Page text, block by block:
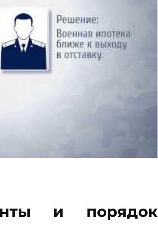
и порядок